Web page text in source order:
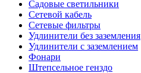
Садовые светильники
Сетевой кабель
Сетевые фильтры
Удлинители без заземления
Удлинители с заземлением
Фонари
Штепсельное генздо